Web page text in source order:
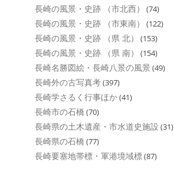
長崎の風景・史跡 （市北西） (74)
長崎の風景・史跡 （市東南） (122)
長崎の風景・史跡 （県 北） (153)
長崎の風景・史跡 （県 南） (154)
長崎名勝図絵・長崎八景の風景 (49)
長崎外の古写真考(397)
長崎学さるく行事ほか(41)
長崎市の石橋 (70)
長崎県の土木遺産・市水道史施設 (31)
長崎県の石橋 (77)
長崎要塞地帯標・軍港境域標(87)